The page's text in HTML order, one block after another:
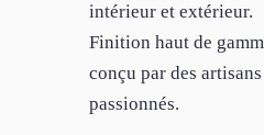
intérieur et extérieur.
Finition haut de
conçu par des artisans
passionnés.